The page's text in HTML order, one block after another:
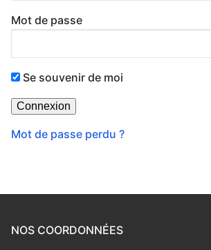
Mot de passe
Se souvenir de moi
Mot de passe perdu ?
NOS COORDONNÉES